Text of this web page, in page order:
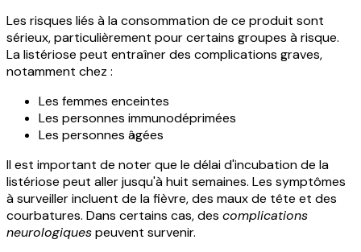
Les risques liés à la consommation de ce produit sont
sérieux, particulièrement pour certains groupes à risque.
La listériose peut entraîner des complications graves,
notamment chez :
Les femmes enceintes
Les personnes immunodéprimées
Les personnes âgées
Il est important de noter que le délai d'incubation de la
listériose peut aller jusqu'à huit semaines. Les symptômes
à surveiller incluent de la fièvre, des maux de tête et des
courbatures. Dans certains cas, des complications
neurologiquespeuvent survenir.